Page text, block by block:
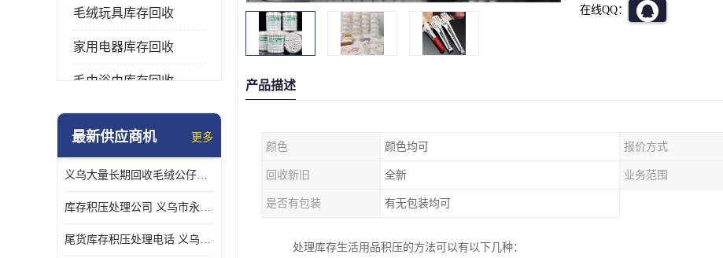
毛绒玩具库存回收
家用电器库存回收
毛巾浴巾库存回收
水杯保温杯库存回收
五金工具库存回收
库存厨具回收
最新供应商机 更多
义乌大量长期回收毛绒公仔公司 高价回收库存积压 高价回收 欢迎电话咨询
库存积压处理公司 义乌市永峰贸易商行
尾货库存积压处理电话 义乌市永峰贸易商行
在线QQ：
产品描述
颜色 颜色均可 报价方式
回收新旧 全新 业务范围
是否有包装 有无包装均可
处理库存生活用品积压的方法可以有以下几种：